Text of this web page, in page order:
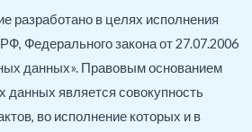
разработано в целях исполнения
Федерального закона от 27.07.2006
данных». Правовым основанием
данных является совокупность
во исполнение которых и в